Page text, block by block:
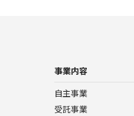
事業内容
自主事業
受託事業